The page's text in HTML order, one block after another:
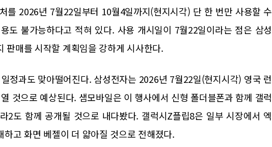
를 2026년 7월22일부터 10월4일까지(현지시각) 단 한 번만 사용할 수
도 불가능하다고 적혀 있다. 사용 개시일이 7월22일이라는 점은 삼성
판매를 시작할 계획임을 강하게 시사한다.
정과도 맞아떨어진다. 삼성전자는 2026년 7월22일(현지시각) 영국 런
것으로 예상된다. 샘모바일은 이 행사에서 신형 폴더블폰과 함께 갤럭
2도 함께 공개될 것으로 내다봤다. 갤럭시Z플립8은 일부 시장에서 엑
고 화면 베젤이 더 얇아질 것으로 전해졌다.